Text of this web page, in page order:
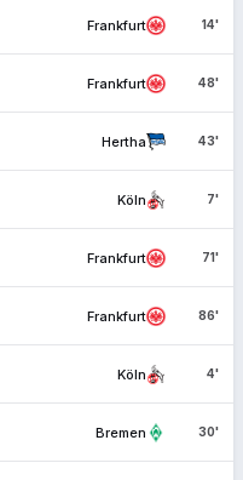
Frankfurt 14'
Frankfurt 48'
Hertha 43'
Köln 7'
Frankfurt 71'
Frankfurt 86'
Köln 4'
Bremen 30'